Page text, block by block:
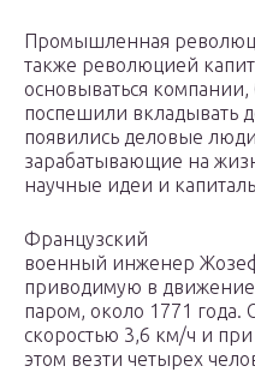
Промышленная
также революцией
основываться компании,
поспешили вкладывать
появились деловые
зарабатывающие на
научные идеи и
Французский
военный инженер
приводимую в движение
паром, около 1771 года.
скоростью 3,6 км/ч и при
этом везти четырех